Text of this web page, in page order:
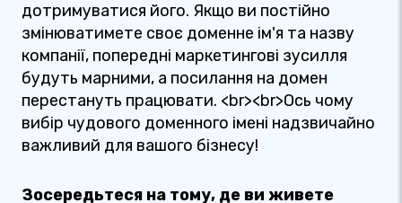
дотримуватися його. Якщо ви постійно
змінюватимете своє доменне ім'я та назву
компанії, попередні маркетингові зусилля
будуть марними, а посилання на домен
перестануть працювати. <br><br>Ось чому
вибір чудового доменного імені надзвичайно
важливий для вашого бізнесу!
Зосередьтеся на тому, де ви живете